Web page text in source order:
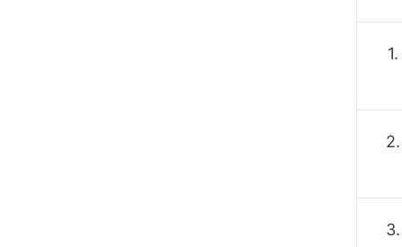
1.
2.
3.